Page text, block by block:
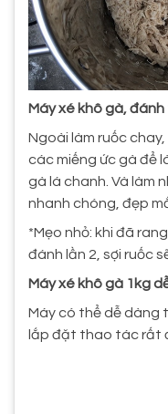
Máy xé khô gà,
Ngoài làm ruốc
các miếng ức gà để
gà lá chanh. Và làm
nhanh chóng, đẹp
*Mẹo nhỏ: khi đã
đánh lần 2, sợi ruốc
Máy xé khô gà 1kg
Máy có thể dễ dàng
lắp đặt thao tác rất